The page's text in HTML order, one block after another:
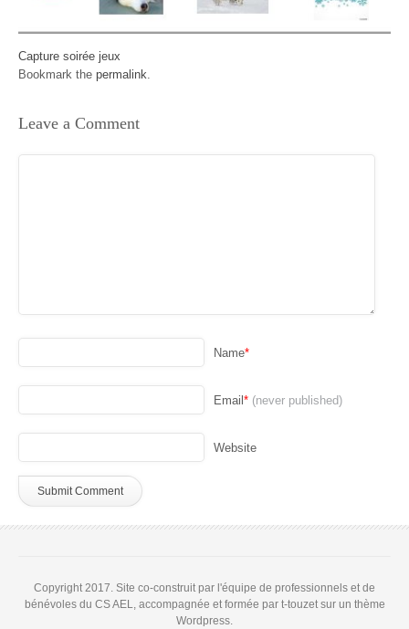
Capture soirée jeux
Bookmark the permalink
Leave a Comment
Name*
Email * (never published)
Website
Copyright 2017. Site co-construit par l'équipe de professionnels et de
bénévoles du CS AEL, accompagnée et formée par t-touzet sur un thème
Wordpress.